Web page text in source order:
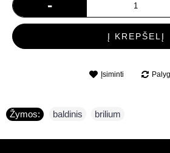
-
Į KREPŠELĮ
Įsiminti
Žymos: baldinis brilium